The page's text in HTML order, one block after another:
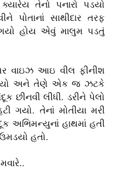
તેનો પનારો પડયો
પોતાનાં સાથીદાર તરફ
હોય એવું માલુમ પડતું
વાઇઝ આઇ વીલ ફીનીશ
અને તેણે એક જ ઝટકે
છીનવી લીધી. ડરીને પેલો
ગયો. તેનાં મોતીયા મરી
અભિમન્યુનાં હાથમાં હતી
હતો.